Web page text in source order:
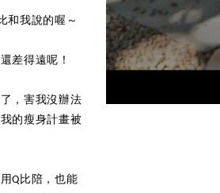
和我說的喔～
差得遠呢！
，害我沒辦法
的瘦身計畫被
Q比陪，也能